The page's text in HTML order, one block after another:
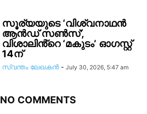
സൂര്യയുടെ ‘വിശ്വനാഥൻ
ആൻഡ് സൺസ്’,
വിശാലിൻ്റെ ‘മകുടം’ ഓഗസ്റ്റ്
14ന്
സ്വന്തം ലേഖകന്‍ - July 30, 2026, 5:47 am
NO COMMENTS